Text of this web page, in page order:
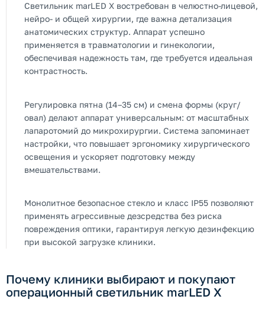
Светильник marLED X востребован в челюстно-лицевой,
нейро- и общей хирургии, где важна детализация
анатомических структур. Аппарат успешно
применяется в травматологии и гинекологии,
обеспечивая надежность там, где требуется идеальная
контрастность.
Регулировка пятна (14–35 см) и смена формы (круг/
овал) делают аппарат универсальным: от масштабных
лапаротомий до микрохирургии. Система запоминает
настройки, что повышает эргономику хирургического
освещения и ускоряет подготовку между
вмешательствами.
Монолитное безопасное стекло и класс IP55 позволяют
применять агрессивные дезсредства без риска
повреждения оптики, гарантируя легкую дезинфекцию
при высокой загрузке клиники.
Почему клиники выбирают и покупают
операционный светильник marLED X